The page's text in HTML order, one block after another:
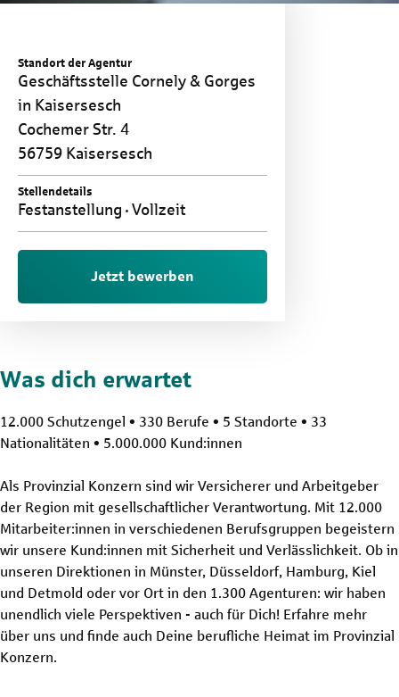
Standort der Agentur
Geschäftsstelle Cornely & Gorges
in Kaisersesch
Cochemer Str. 4
56759 Kaisersesch
Stellendetails
Festanstellung Vollzeit
Jetzt bewerben
Was dich erwartet
12.000 Schutzengel • 330 Berufe • 5 Standorte • 33
Nationalitäten • 5.000.000 Kund:innen
Als Provinzial Konzern sind wir Versicherer und Arbeitgeber
der Region mit gesellschaftlicher Verantwortung. Mit 12.000
Mitarbeiter:innen in verschiedenen Berufsgruppen begeistern
wir unsere Kund:innen mit Sicherheit und Verlässlichkeit. Ob in
unseren Direktionen in Münster, Düsseldorf, Hamburg, Kiel
und Detmold oder vor Ort in den 1.300 Agenturen: wir haben
unendlich viele Perspektiven - auch für Dich! Erfahre mehr
über uns und finde auch Deine berufliche Heimat im Provinzial
Konzern.